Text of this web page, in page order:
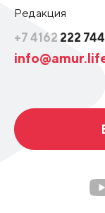
Редакция
+7 4162 222 744